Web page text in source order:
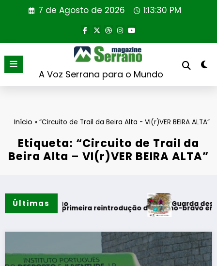
7 de Agosto de 2026 1:13:30 PM
A Voz Serrana para o Mundo
Início » “Circuito de Trail da Beira Alta - VI(r)VER BEIRA ALTA”
Etiqueta: “Circuito de Trail da
Beira Alta – VI(r)VER BEIRA ALTA”
Últimas
verãoprimeira reintrodução de coelho-bravo em área
Guarda desafia